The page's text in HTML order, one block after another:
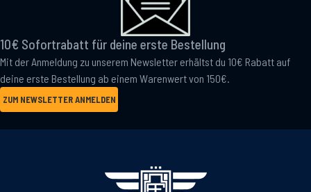
10€ Sofortrabatt für deine erste Bestellung
Mit der Anmeldung zu unserem Newsletter erhältst du 10€ Rabatt auf
deine erste Bestellung ab einem Warenwert von 150€.
ZUM NEWSLETTER ANMELDEN